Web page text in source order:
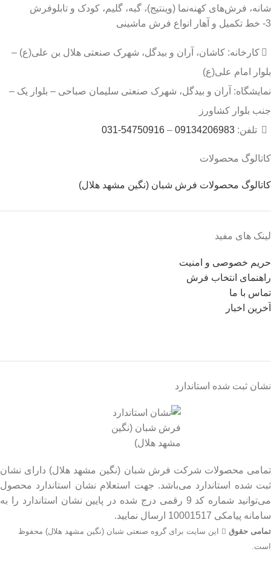
شانه، فرش‌های کهنه‌نما (وینتیج)، گبه، گلیم، کودک و تابلوفرش
3- خط تکمیل و آهار انواع فرش ماشینی
کارخانه: کاشان، آران و بیدگل، شهرک صنعتی هلال بن علی(ع) –
بلوار امام علی(ع)
نمایشگاه: آران و بیدگل، شهرک صنعتی سلیمان صباحی – بلوار یک –
جنب بلوار کشاورز
تلفن: 09134206983
–
54750916-031
کاتالوگ محصولات
کاتالوگ محصولات فرش شبان (نگین مشهد هلال)
لینک های مفید
حریم خصوصی و امنیت
راهنمای انتخاب فرش
تماس با ما
آخرین اخبار
نشان ثبت شده استاندارد
تمامی محصولات شرکت فرش شبان (نگین مشهد هلال) دارای نشان
ثبت شده استاندارد می‌باشد. جهت استعلام نشان استاندارد محصول
می‌توانید شماره کد 9 رقمی درج شده در پایین نشان استاندارد را به
سامانه پیامکی 10001517 ارسال نمایید.
تمامی حقوق
این سایت برای گروه صنعتی شبان (نگین مشهد هلال) محفوظ
است.